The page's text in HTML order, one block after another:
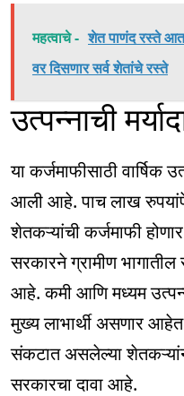
महत्वाचे - शेत पाणंद रस्ते
वर दिसणार सर्व शेतांचे रस्ते
उत्पन्नाची
या कर्जमाफीसाठी वार्षिक
आली आहे. पाच लाख
शेतकऱ्यांची कर्जमाफी होणार
सरकारने ग्रामीण भागातील
आहे. कमी आणि मध्यम
मुख्य लाभार्थी असणार
संकटात असलेल्या
सरकारचा दावा आहे.